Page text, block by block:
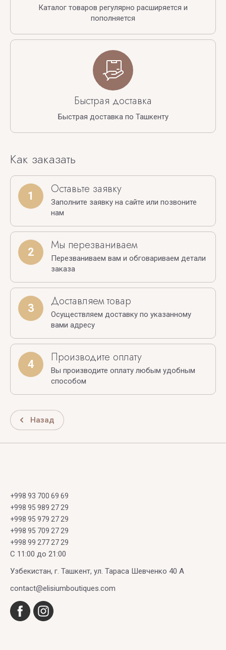
Каталог товаров регулярно расширяется и
пополняется
Быстрая доставка
Быстрая доставка по Ташкенту
Как заказать
1 Оставьте заявку
Заполните заявку на сайте или позвоните
нам
2 Мы перезваниваем
Перезваниваем вам и обговариваем детали
заказа
3 Доставляем товар
Осуществляем доставку по указанному
вами адресу
4 Производите оплату
Вы производите оплату любым удобным
способом
Назад
+998 93 700 69 69
+998 95 989 27 29
+998 95 979 27 29
+998 95 709 27 29
+998 99 277 27 29
C 11:00 до 21:00
Узбекистан, г. Ташкент, ул. Тараса Шевченко 40 А
contact@elisiumboutiques.com